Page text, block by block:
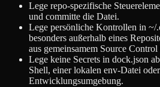
Lege repo-spezifische
und committe die Datei.
Lege persönliche Kontrollen in ~/
besonders außerhalb eines
aus gemeinsamem Source Control
Lege keine Secrets in dock.json
Shell, einer lokalen env-Datei
Entwicklungsumgebung.